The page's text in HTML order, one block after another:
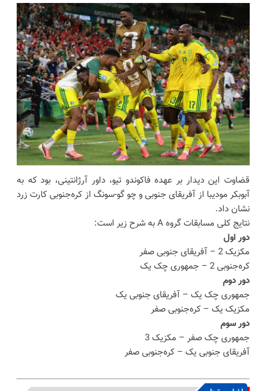
قضاوت این دیدار بر عهده فاکوندو تیو، داور آرژانتینی، بود که به
آبوبکر مودیبا از آفریقای جنوبی و چو گو-سونگ از کره‌جنوبی کارت زرد
نشان داد.
نتایج کلی مسابقات گروه A به شرح زیر است:
دور اول
مکزیک 2 – آفریقای جنوبی صفر
کره‌جنوبی 2 – جمهوری چک یک
دور دوم
جمهوری چک یک – آفریقای جنوبی یک
مکزیک یک – کره‌جنوبی صفر
دور سوم
جمهوری چک صفر – مکزیک 3
آفریقای جنوبی یک – کره‌جنوبی صفر